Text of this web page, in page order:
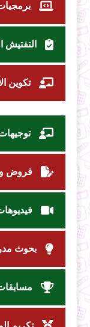
التفتيش
تكوين
فروض و
بحوث
مسابقات